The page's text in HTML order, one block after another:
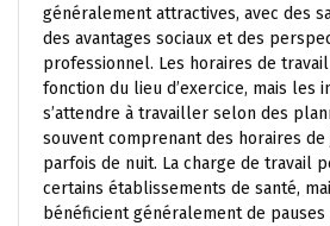
généralement attractives, avec des
des avantages sociaux et des
professionnel. Les horaires de
fonction du lieu d’exercice, mais les
s’attendre à travailler selon des
souvent comprenant des horaires
parfois de nuit. La charge de travail
certains établissements de santé,
bénéficient généralement de